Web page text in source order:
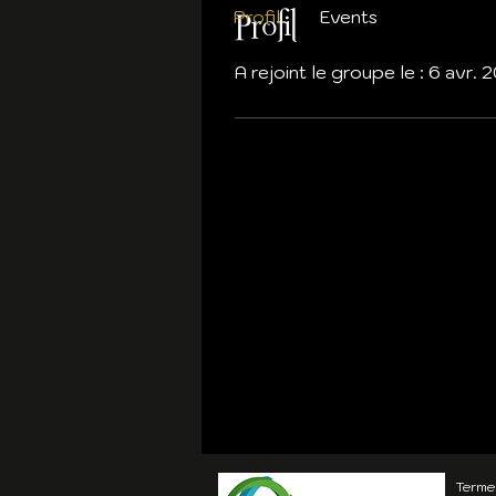
Profil
A rejoint le groupe le : 6 avr.
Profil Events